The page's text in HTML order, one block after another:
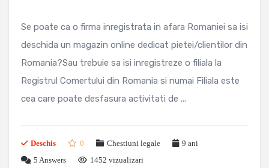
Se poate ca o firma inregistrata in afara Romaniei sa isi
deschida un magazin online dedicat pietei/clientilor din
Romania?Sau trebuie sa isi inregistreze o filiala la
Registrul Comertului din Romania si numai Filiala este
cea care poate desfasura activitati de ...
Deschis 0 Chestiuni legale
9 ani
5 Answers 1452 vizualizari